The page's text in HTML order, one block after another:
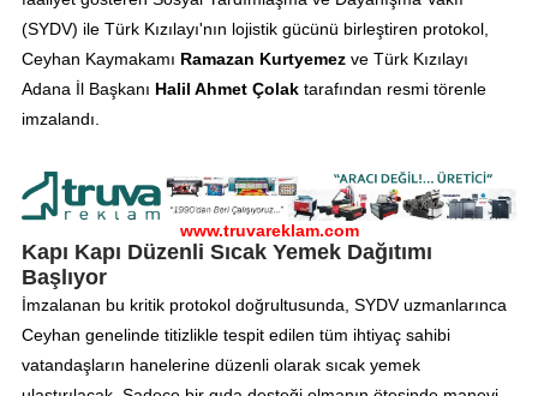
(SYDV) ile Türk Kızılayı'nın lojistik gücünü birleştiren protokol,
Ceyhan Kaymakamı Ramazan Kurtyemezve Türk Kızılayı
Adana İl Başkanı Halil Ahmet Çolaktarafından resmi törenle
imzalandı.
www.truvareklam.com
Kapı Kapı Düzenli Sıcak Yemek Dağıtımı
Başlıyor
İmzalanan bu kritik protokol doğrultusunda, SYDV uzmanlarınca
Ceyhan genelinde titizlikle tespit edilen tüm ihtiyaç sahibi
vatandaşların hanelerine düzenli olarak sıcak yemek